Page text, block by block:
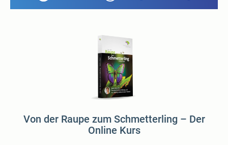
Von der Raupe zum Schmetterling – Der
Online Kurs